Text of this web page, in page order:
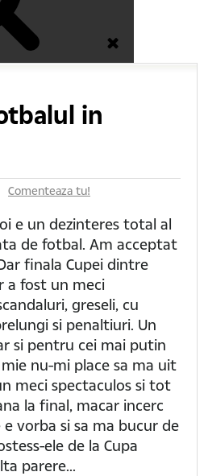
in
Comenteaza tu!
e un dezinteres total al
de fotbal. Am acceptat
finala Cupei dintre
a fost un meci
greseli, cu
si penaltiuri. Un
si pentru cei mai putin
nu-mi place sa ma uit
meci spectaculos si tot
la final, macar incerc
vorba si sa ma bucur de
ele de la Cupa
parere...